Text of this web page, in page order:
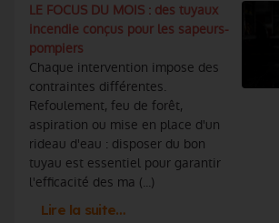
LE FOCUS DU MOIS : des tuyaux
incendie conçus pour les sapeurs-
pompiers
Chaque intervention impose des
contraintes différentes.
Refoulement, feu de forêt,
aspiration ou mise en place d'un
rideau d'eau : disposer du bon
tuyau est essentiel pour garantir
l'efficacité des ma (...)
Lire la suite…